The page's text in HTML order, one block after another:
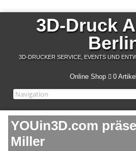
3D-Druck
3D-DRUCKER SERVICE, EVENTS UND
Online Shop 0 Artikel
YOUin3D.com
Miller